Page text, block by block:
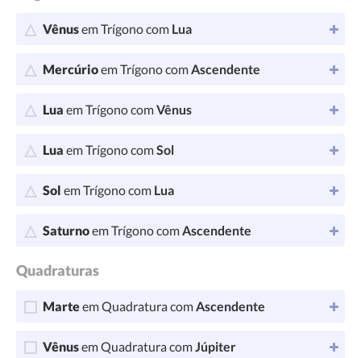
Vênusem Trígono com Lua
Mercúrioem Trígono comAscendente
Lua em Trígono comVênus
Lua em Trígono comSol
Sol em Trígono com Lua
Saturnoem Trígono comAscendente
Quadraturas
Marteem Quadratura comAscendente
Vênusem Quadratura comJúpiter